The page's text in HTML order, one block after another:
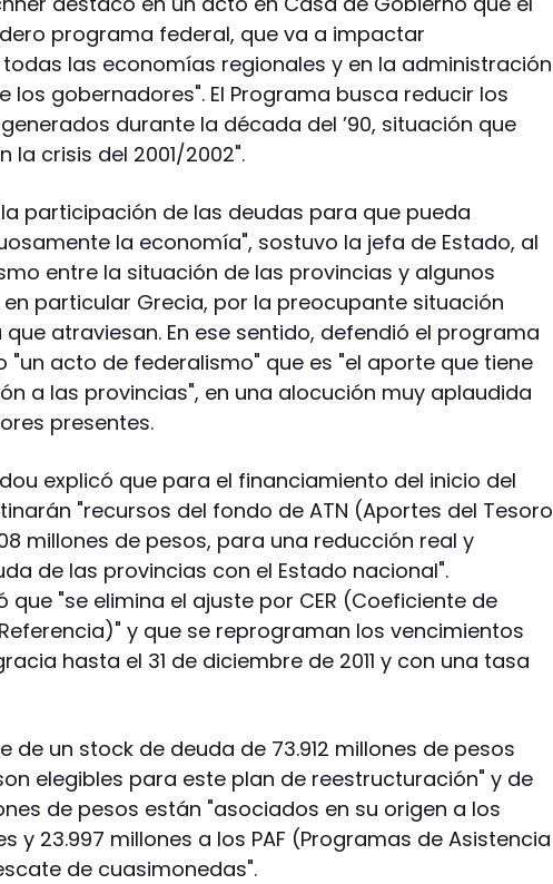
programa federal, que va a impactar
las economías regionales y en la administración
los gobernadores". El Programa busca reducir los
durante la década del ’90, situación que
la crisis del 2001/2002".
participación de las deudas para que pueda
la economía", sostuvo la jefa de Estado, al
entre la situación de las provincias y algunos
particular Grecia, por la preocupante situación
atraviesan. En ese sentido, defendió el programa
"un acto de federalismo" que es "el aporte que tiene
a las provincias", en una alocución muy aplaudida
presentes.
explicó que para el financiamiento del inicio del
"recursos del fondo de ATN (Aportes del Tesoro
millones de pesos, para una reducción real y
de las provincias con el Estado nacional".
que "se elimina el ajuste por CER (Coeficiente de
y que se reprograman los vencimientos
hasta el 31 de diciembre de 2011 y con una tasa
de un stock de deuda de 73.912 millones de pesos
elegibles para este plan de reestructuración" y de
de pesos están "asociados en su origen a los
y 23.997 millones a los PAF (Programas de Asistencia
de cuasimonedas".